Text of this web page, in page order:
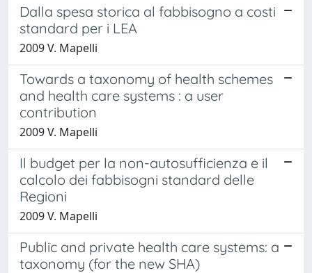
Dalla spesa storica al fabbisogno a costi
standard per i LEA
2009 V. Mapelli
Towards a taxonomy of health schemes
and health care systems : a user
contribution
2009 V. Mapelli
Il budget per la non-autosufficienza e il
calcolo dei fabbisogni standard delle
Regioni
2009 V. Mapelli
Public and private health care systems: a
taxonomy (for the new SHA)